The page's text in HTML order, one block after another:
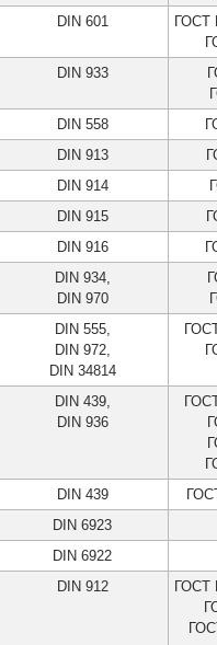
DIN 601
ГОСТ
DIN 933
DIN 558
DIN 913
DIN 914
DIN 915
DIN 916
DIN 934,
DIN 970
DIN 555,
DIN 972,
DIN 34814
DIN 439,
DIN 936
DIN 439
DIN 6923
DIN 6922
DIN 912
ГОСТ